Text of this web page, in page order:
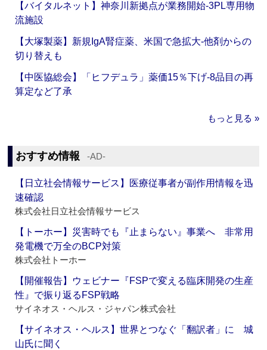
【バイタルネット】神奈川新拠点が業務開始‐3PL専用物
流施設
【大塚製薬】新規IgA腎症薬、米国で急拡大‐他剤からの
切り替えも
【中医協総会】「ヒフデュラ」薬価15％下げ‐8品目の再
算定など了承
もっと見る »
おすすめ情報 ‐AD‐
【日立社会情報サービス】医療従事者が副作用情報を迅
速確認
株式会社日立社会情報サービス
【トーホー】災害時でも『止まらない』事業へ 非常用
発電機で万全のBCP対策
株式会社トーホー
【開催報告】ウェビナー『FSPで変える臨床開発の生産
性』で振り返るFSP戦略
サイネオス・ヘルス・ジャパン株式会社
【サイネオス・ヘルス】世界とつなぐ「翻訳者」に 城
山氏に聞く